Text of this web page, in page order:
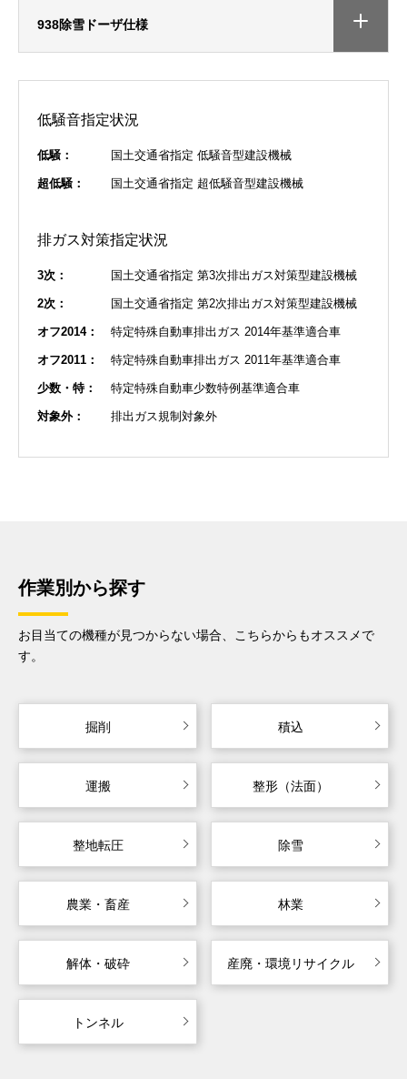
938除雪ドーザ仕様
低騒音指定状況
低騒： 国土交通省指定 低騒音型建設機械
超低騒： 国土交通省指定 超低騒音型建設機械
排ガス対策指定状況
3次： 国土交通省指定 第3次排出ガス対策型建設機械
2次： 国土交通省指定 第2次排出ガス対策型建設機械
オフ2014： 特定特殊自動車排出ガス 2014年基準適合車
オフ2011： 特定特殊自動車排出ガス 2011年基準適合車
少数・特： 特定特殊自動車少数特例基準適合車
対象外： 排出ガス規制対象外
作業別から探す
お目当ての機種が見つからない場合、こちらからもオススメで
す。
掘削 積込
運搬 整形（法面）
整地転圧 除雪
農業・畜産 林業
解体・破砕 産廃・環境リサイクル
トンネル